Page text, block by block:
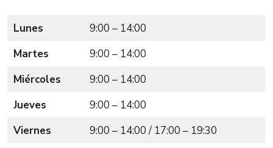
Lunes
9:00 – 14:00
Martes
9:00 – 14:00
Miércoles
9:00 – 14:00
Jueves
9:00 – 14:00
Viernes
9:00 – 14:00 / 17:00 – 19:30